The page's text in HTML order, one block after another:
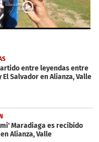
entre leyendas entre
El Salvador en Alianza, Valle
Maradiaga es recibido
Alianza, Valle